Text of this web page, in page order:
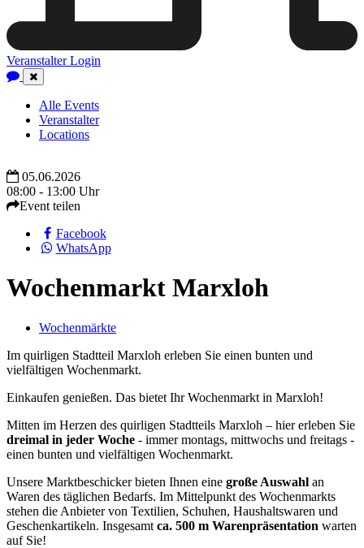
Veranstalter Login
Close
Navigation
Alle Events
Veranstalter
Locations
05.06.2026
08:00 - 13:00 Uhr
Event teilen
Facebook
WhatsApp
Wochenmarkt Marxloh
Wochenmärkte
Im quirligen Stadtteil Marxloh erleben Sie einen bunten und
vielfältigen Wochenmarkt.
Einkaufen genießen. Das bietet Ihr Wochenmarkt in Marxloh!
Mitten im Herzen des quirligen Stadtteils Marxloh – hier erleben Sie
dreimal in jeder Woche - immer montags, mittwochs und freitags -
einen bunten und vielfältigen Wochenmarkt.
Unsere Marktbeschicker bieten Ihnen eine große Auswahl an
Waren des täglichen Bedarfs. Im Mittelpunkt des Wochenmarkts
stehen die Anbieter von Textilien, Schuhen, Haushaltswaren und
Geschenkartikeln. Insgesamt ca. 500 m Warenpräsentation warten
auf Sie!